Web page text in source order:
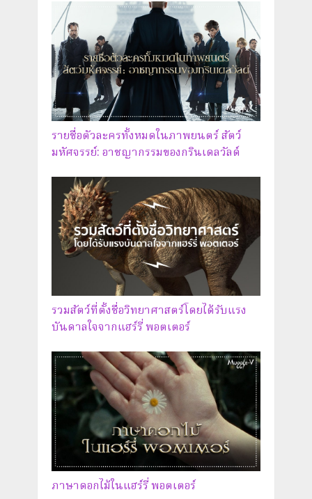
รายชื่อตัวละครทั้งหมดในภาพยนตร์ สัตว์
มหัศจรรย์: อาชญากรรมของกรินเดลวัลด์
รวมสัตว์ที่ตั้งชื่อวิทยาศาสตร์โดยได้รับแรง
บันดาลใจจากแฮร์รี่ พอตเตอร์
ภาษาดอกไม้ในแฮร์รี่ พอตเตอร์